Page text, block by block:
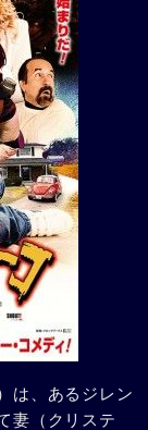
は、あるジレン
妻（クリステ